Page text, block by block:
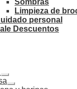
Sombras
Limpieza de
personal
Descuentos